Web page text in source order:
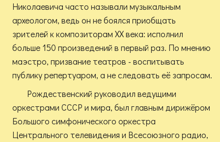
Николаевича часто называли музыкальным
археологом, ведь он не боялся приобщать
зрителей к композиторам XX века: исполнил
больше 150 произведений в первый раз. По мнению
маэстро, призвание театров - воспитывать
публику репертуаром, а не следовать её запросам.
Рождественский руководил ведущими
оркестрами СССР и мира, был главным дирижёром
Большого симфонического оркестра
Центрального телевидения и Всесоюзного радио,